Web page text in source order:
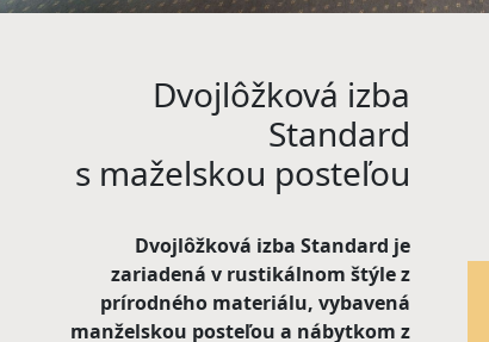
Dvojlôžková izba
Standard
s maželskou posteľou
Dvojlôžková izba Standard je
zariadená v rustikálnom štýle z
prírodného materiálu, vybavená
manželskou posteľou a nábytkom z